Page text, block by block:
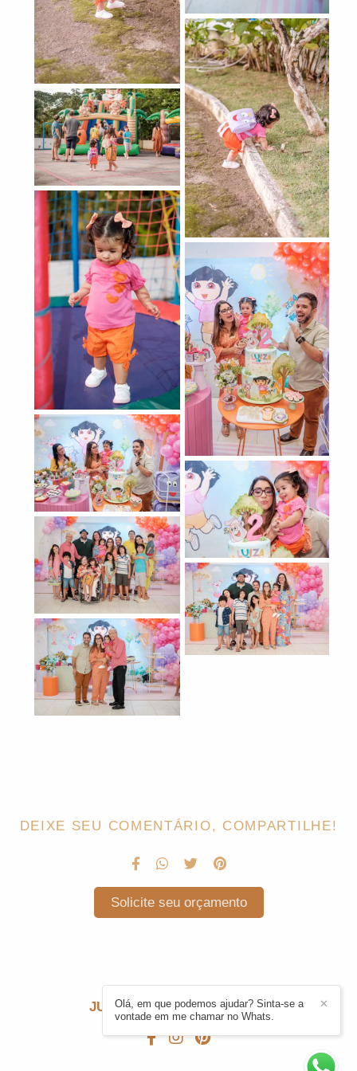
DEIXE SEU COMENTÁRIO, COMPARTILHE!
Solicite seu orçamento
JULIE CARDONI/CONTATO ✕
Olá, em que podemos ajudar? Sinta-se a
vontade em me chamar no Whats.